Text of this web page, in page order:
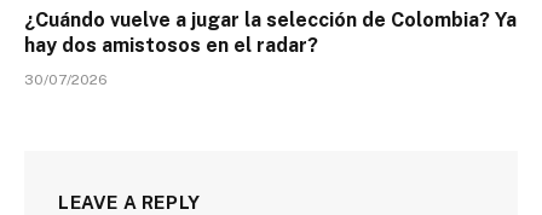
¿Cuándo vuelve a jugar la selección de Colombia? Ya
hay dos amistosos en el radar?
30/07/2026
LEAVE A REPLY